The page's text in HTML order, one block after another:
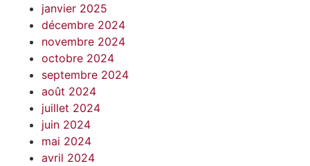
janvier 2025
décembre 2024
novembre 2024
octobre 2024
septembre 2024
août 2024
juillet 2024
juin 2024
mai 2024
avril 2024